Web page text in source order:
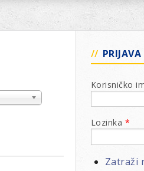
LCIF
Razmjena mladeži i kamp
Regata jedrima protiv droge
Lions vinograd dobrote
Korisničko
Lozinka *
Zatraži